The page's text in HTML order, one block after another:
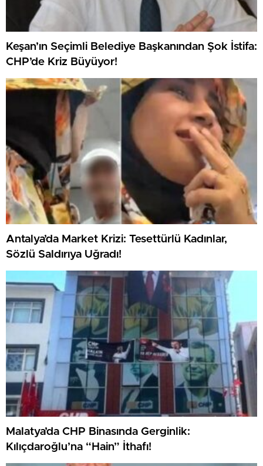
Keşan’ın Seçimli Belediye Başkanından Şok İstifa:
CHP’de Kriz Büyüyor!
Antalya’da Market Krizi: Tesettürlü Kadınlar,
Sözlü Saldırıya Uğradı!
Malatya’da CHP Binasında Gerginlik:
Kılıçdaroğlu’na “Hain” İthafı!